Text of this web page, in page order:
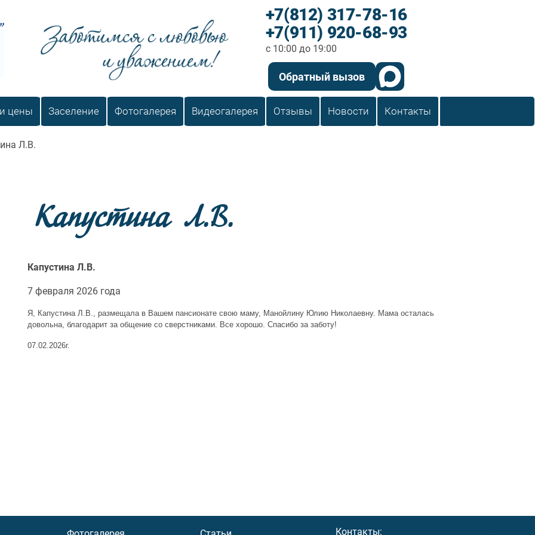
+7(812) 317-78-16
+7(911) 920-68-93
c 10:00 до 19:00
Обратный вызов
цены Заселение Фотогалерея Видеогалерея Отзывы Новости Контакты
Л.В.
Капустина Л.В.
Капустина Л.В.
7 февраля 2026 года
Я, Капустина Л.В., размещала в Вашем пансионате свою маму, Манойлину Юлию Николаевну. Мама осталась
довольна, благодарит за общение со сверстниками. Все хорошо. Спасибо за заботу!
07.02.2026г.
Контакты: